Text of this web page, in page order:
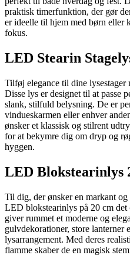
praktisk timerfunktion, der gør
er ideelle til hjem med børn eller
fokus.
LED Stearin
Tilføj elegance til dine lysestager
Disse lys er designet til at passe
slank, stilfuld belysning. De er
vindueskarmen eller enhver
ønsker et klassisk og stilrent
for at bekymre dig om dryp og
hyggen.
LED Blokstearinlys
Til dig, der ønsker en markant
LED blokstearinlys på 20 cm
giver rummet et moderne og
gulvdekorationer, store lanterner
lysarrangement. Med deres
flamme skaber de en magisk